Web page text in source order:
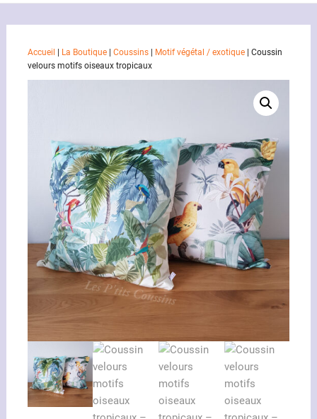
Accueil La Boutique| Coussins| Motif végétal / exotique| Coussin
velours motifs oiseaux tropicaux